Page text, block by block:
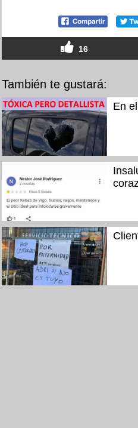
16
También te gustará:
En